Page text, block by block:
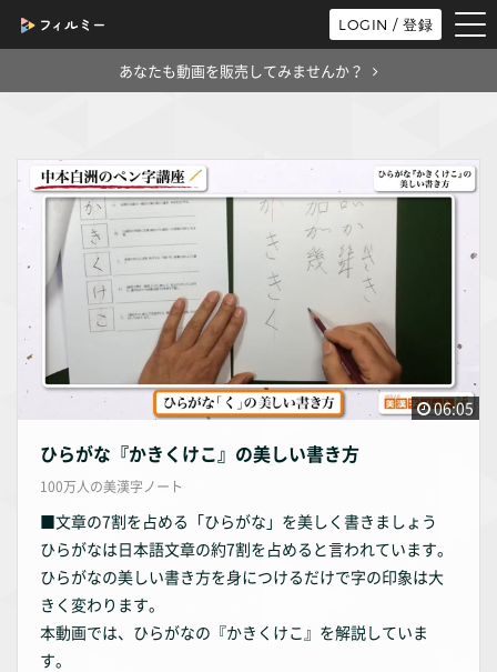
LOGIN / 登録
あなたも動画を販売してみませんか？
06:05
ひらがな『かきくけこ』の美しい書き方
100万人の美漢字ノート
■文章の7割を占める「ひらがな」を美しく書きましょう
ひらがなは日本語文章の約7割を占めると言われています。
ひらがなの美しい書き方を身につけるだけで字の印象は大
きく変わります。
本動画では、ひらがなの『かきくけこ』を解説していま
す。